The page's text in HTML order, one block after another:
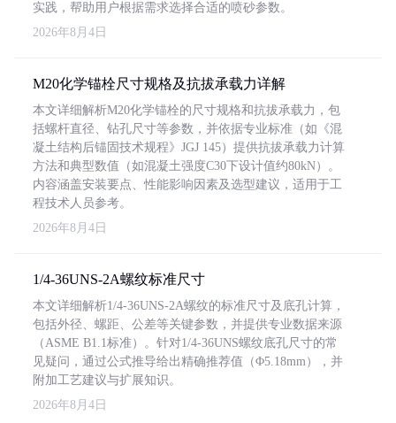
实践，帮助用户根据需求选择合适的喷砂参数。
2026年8月4日
M20化学锚栓尺寸规格及抗拔承载力详解
本文详细解析M20化学锚栓的尺寸规格和抗拔承载力，包
括螺杆直径、钻孔尺寸等参数，并依据专业标准（如《混
凝土结构后锚固技术规程》JGJ 145）提供抗拔承载力计算
方法和典型数值（如混凝土强度C30下设计值约80kN）。
内容涵盖安装要点、性能影响因素及选型建议，适用于工
程技术人员参考。
2026年8月4日
1/4-36UNS-2A螺纹标准尺寸
本文详细解析1/4-36UNS-2A螺纹的标准尺寸及底孔计算，
包括外径、螺距、公差等关键参数，并提供专业数据来源
（ASME B1.1标准）。针对1/4-36UNS螺纹底孔尺寸的常
见疑问，通过公式推导给出精确推荐值（Φ5.18mm），并
附加工艺建议与扩展知识。
2026年8月4日